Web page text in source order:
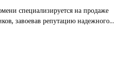
специализируется на продаже
завоевав репутацию надежного…